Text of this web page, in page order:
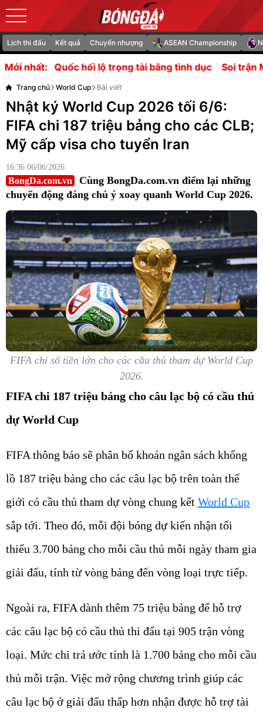
Lịch thi đấu Kết quả Chuyển nhượng ASEAN Championship
Mới nhất:
hối lộ trọng tài bằng tình dục Soi trận Malaysia vs
Trang chủ World Cup Bài viết
Nhật ký World Cup 2026 tối 6/6:
FIFA chi 187 triệu bảng cho các CLB;
Mỹ cấp visa cho tuyển Iran
16:36 06/06/2026
BongDa.com.vn
Cùng BongDa.com.vn điểm lại những
chuyển động đáng chú ý xoay quanh World Cup 2026.
FIFA chi số tiền lớn cho các cầu thủ tham dự World Cup
2026.
FIFA chi 187 triệu bảng cho câu lạc bộ có cầu thủ
dự World Cup
FIFA thông báo sẽ phân bổ khoản ngân sách khổng
lồ 187 triệu bảng cho các câu lạc bộ trên toàn thế
giới có cầu thủ tham dự vòng chung kết World Cup
sắp tới. Theo đó, mỗi đội bóng dự kiến nhận tối
thiểu 3.700 bảng cho mỗi cầu thủ mỗi ngày tham gia
giải đấu, tính từ vòng bảng đến vòng loại trực tiếp.
Ngoài ra, FIFA dành thêm 75 triệu bảng để hỗ trợ
các câu lạc bộ có cầu thủ thi đấu tại 905 trận vòng
loại. Mức chi trả ước tính là 1.700 bảng cho mỗi cầu
thủ mỗi trận. Việc mở rộng chương trình giúp các
câu lạc bộ ở giải đấu thấp hơn nhận được hỗ trợ tài